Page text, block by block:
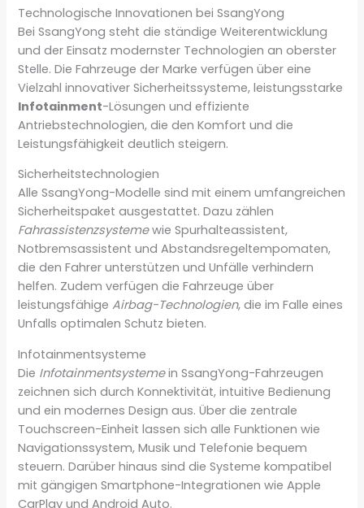
Technologische Innovationen bei SsangYong
Bei SsangYong steht die ständige Weiterentwicklung
und der Einsatz modernster Technologien an oberster
Stelle. Die Fahrzeuge der Marke verfügen über eine
Vielzahl innovativer Sicherheitssysteme, leistungsstarke
Infotainment-Lösungen und effiziente
Antriebstechnologien, die den Komfort und die
Leistungsfähigkeit deutlich steigern.
Sicherheitstechnologien
Alle SsangYong-Modelle sind mit einem umfangreichen
Sicherheitspaket ausgestattet. Dazu zählen
Fahrassistenzsystemewie Spurhalteassistent,
Notbremsassistent und Abstandsregeltempomaten,
die den Fahrer unterstützen und Unfälle verhindern
helfen. Zudem verfügen die Fahrzeuge über
leistungsfähigeAirbag-Technologien, die im Falle eines
Unfalls optimalen Schutz bieten.
Infotainmentsysteme
Die Infotainmentsystemein SsangYong-Fahrzeugen
zeichnen sich durch Konnektivität, intuitive Bedienung
und ein modernes Design aus. Über die zentrale
Touchscreen-Einheit lassen sich alle Funktionen wie
Navigationssystem, Musik und Telefonie bequem
steuern. Darüber hinaus sind die Systeme kompatibel
mit gängigen Smartphone-Integrationen wie Apple
CarPlay und Android Auto.